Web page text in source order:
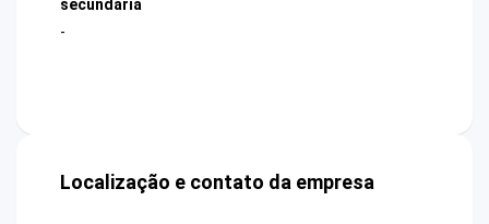
secundária
-
Localização e contato da empresa